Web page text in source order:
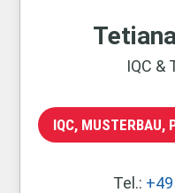
IQC &
IQC, MUSTERBAU,
Tel.: